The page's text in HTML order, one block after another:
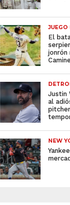
JUEGO
El
jonrón
Justin
al
NEW